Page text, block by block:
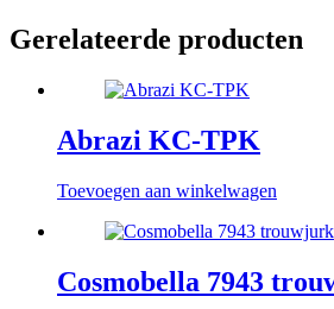
Gerelateerde producten
Abrazi KC-TPK
Toevoegen aan winkelwagen
Cosmobella 7943